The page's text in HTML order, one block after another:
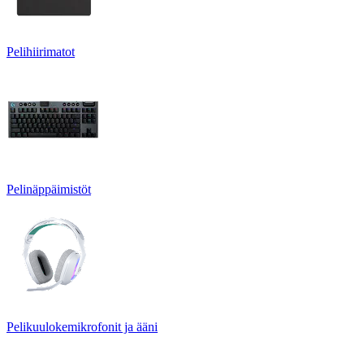
Pelihiirimatot
Pelinäppäimistöt
Pelikuulokemikrofonit ja ääni